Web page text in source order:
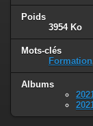
Poids
3954 Ko
Mots-clés
Formation
Albums